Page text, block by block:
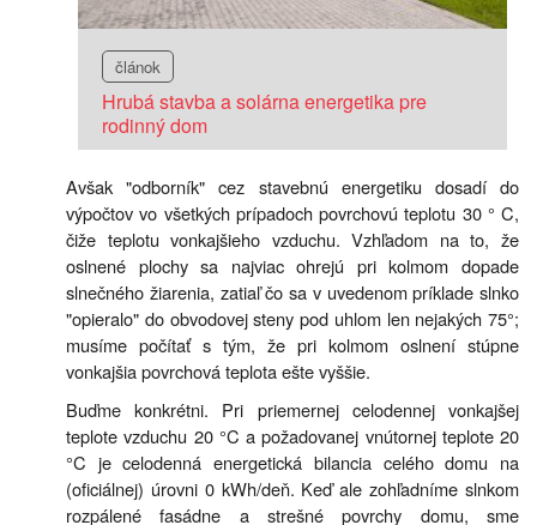
článok
Hrubá stavba a solárna energetika pre
rodinný dom
Avšak "odborník" cez stavebnú energetiku dosadí do
výpočtov vo všetkých prípadoch povrchovú teplotu 30 ° C,
čiže teplotu vonkajšieho vzduchu. Vzhľadom na to, že
oslnené plochy sa najviac ohrejú pri kolmom dopade
slnečného žiarenia, zatiaľ čo sa v uvedenom príklade slnko
"opieralo" do obvodovej steny pod uhlom len nejakých 75°;
musíme počítať s tým, že pri kolmom oslnení stúpne
vonkajšia povrchová teplota ešte vyššie.
Buďme konkrétni. Pri priemernej celodennej vonkajšej
teplote vzduchu 20 °C a požadovanej vnútornej teplote 20
°C je celodenná energetická bilancia celého domu na
(oficiálnej) úrovni 0 kWh/deň. Keď ale zohľadníme slnkom
rozpálené fasádne a strešné povrchy domu, sme